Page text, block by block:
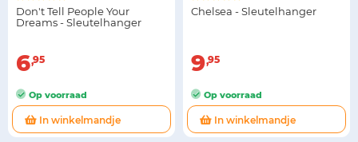
Don't Tell People Your
Dreams - Sleutelhanger
6 95
Op voorraad
In winkelmandje
Chelsea - Sleutelhanger
9 95
Op voorraad
In winkelmandje